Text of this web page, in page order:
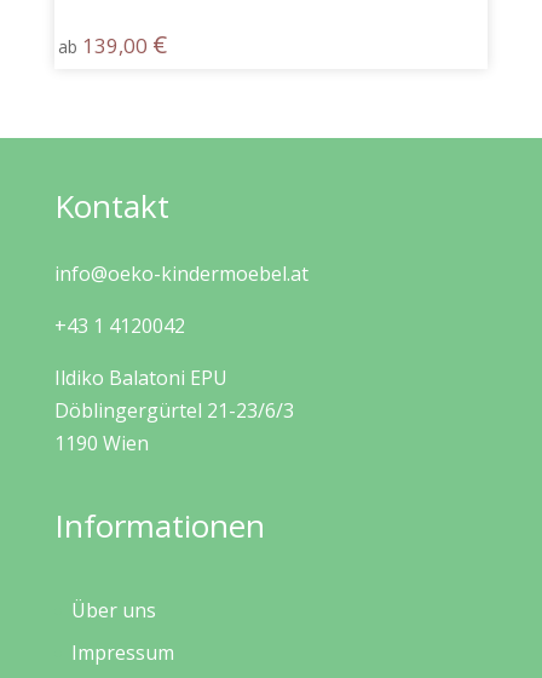
ab 139,00 €
Kontakt
info@oeko-kindermoebel.at
+43 1 4120042
Ildiko Balatoni EPU
Döblingergürtel 21-23/6/3
1190 Wien
Informationen
Über uns
Impressum